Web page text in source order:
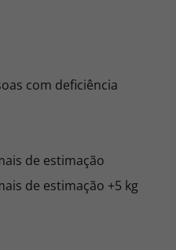
com deficiência
de estimação
de estimação +5 kg